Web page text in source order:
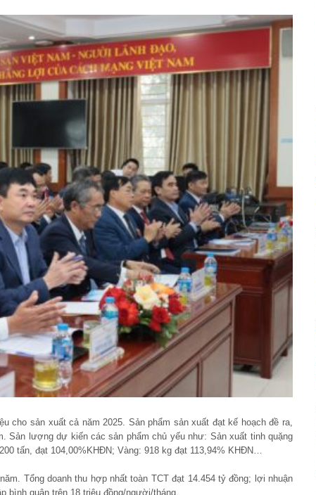
cho sản xuất cả năm 2025. Sản phẩm sản xuất đạt kế hoạch đề ra,
Sản lượng dự kiến các sản phẩm chủ yếu như: Sản xuất tinh quặng
tấn, đạt 104,00%KHĐN; Vàng: 918 kg đạt 113,94% KHĐN…
Tổng doanh thu hợp nhất toàn TCT đạt 14.454 tỷ đồng; lợi nhuận
bình quân trên 18 triệu đồng/người/tháng.